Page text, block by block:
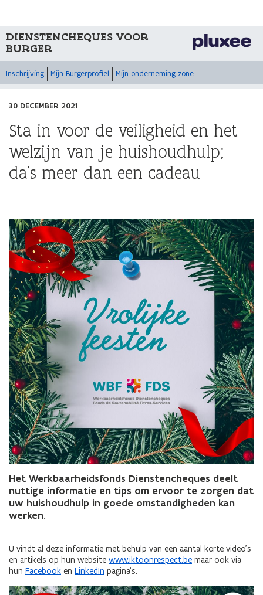
DIENSTENCHEQUES VOOR
BURGER
Inschrijving Mijn Burgerprofiel Mijn onderneming zone
30 DECEMBER 2021
Sta in voor de veiligheid en het
welzijn van je huishoudhulp;
da’s meer dan een cadeau
Het Werkbaarheidsfonds Dienstencheques deelt
nuttige informatie en tips om ervoor te zorgen dat
uw huishoudhulp in goede omstandigheden kan
werken.
U vindt al deze informatie met behulp van een aantal korte video's
en artikels op hun website www.iktoonrespect.be maar ook via
hun Facebook en LinkedIn pagina's.